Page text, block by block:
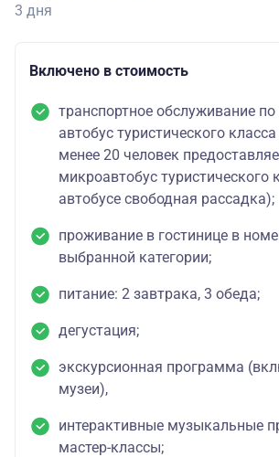
3 дня
Включено в стоимость
транспортное обслуживание
автобус туристического
менее 20 человек
микроавтобус туристического
автобусе свободная рассадка);
проживание в гостинице в
выбранной категории;
питание: 2 завтрака, 3 обеда;
дегустация;
экскурсионная программа
музеи),
интерактивные музыкальные
мастер-классы;